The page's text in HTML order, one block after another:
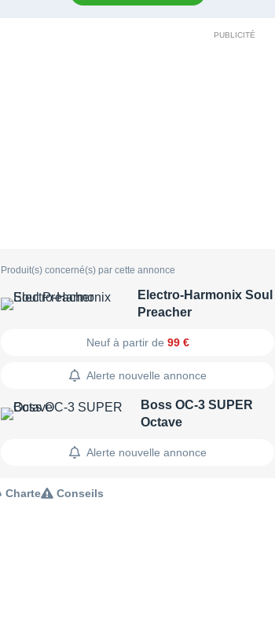
Produit(s) concerné(s) par cette annonce
Electro-Harmonix Soul
Preacher
Neuf à partir de 99 €
Alerte nouvelle annonce
Boss OC-3 SUPER
Octave
Alerte nouvelle annonce
Charte Conseils